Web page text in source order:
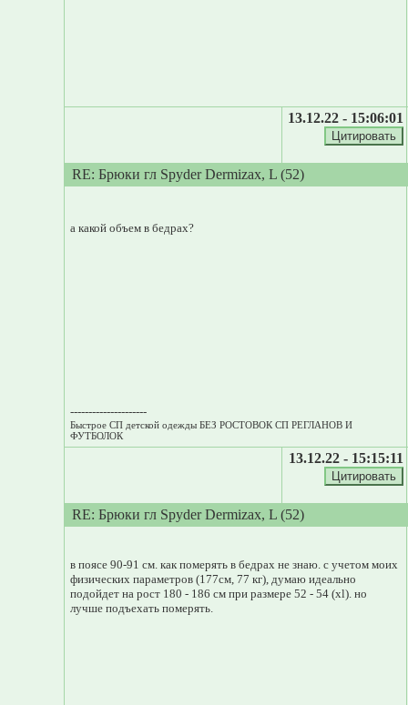
13.12.22 - 15:06:01
RE: Брюки гл Spyder Dermizax, L (52)
а какой объем в бедрах?
---------------------
Быстрое СП детской одежды БЕЗ РОСТОВОК СП РЕГЛАНОВ И
ФУТБОЛОК
13.12.22 - 15:15:11
RE: Брюки гл Spyder Dermizax, L (52)
в поясе 90-91 см. как померять в бедрах не знаю. с учетом моих
физических параметров (177см, 77 кг), думаю идеально
подойдет на рост 180 - 186 см при размере 52 - 54 (xl). но
лучше подъехать померять.